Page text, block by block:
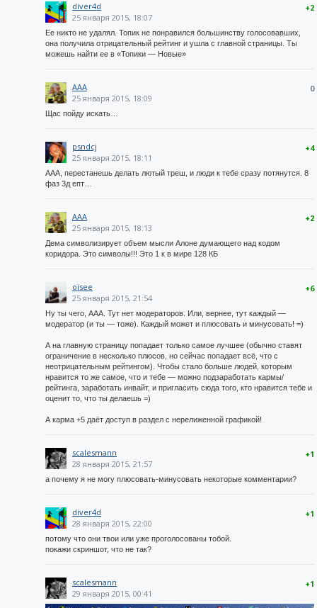
+2
diver4d
25 января 2015, 18:07
Ее никто не удалял. Топик не понравился большинству голосовавших,
она получила отрицательный рейтинг и ушла с главной страницы. Ты
можешь найти ее в «Топики — Новые»
0
AAA
25 января 2015, 18:09
Щас пойду искать…
+4
psndcj
25 января 2015, 18:11
ААА, перестанешь делать лютый треш, и люди к тебе сразу потянутся. 8
фаз 3д епт…
+2
AAA
25 января 2015, 18:13
Дема символизирует объем мысли Алоне думающего над кодом
коридора. Это символы!!! Это 1 к в мире 128 КБ
+6
oisee
25 января 2015, 21:54
Ну ты чего, AAA. Тут нет модераторов. Или, вернее, тут каждый —
модератор (и ты — тоже). Каждый может и плюсовать и минусовать! =)
А на главную страницу попадает только самое лучшее (обычно ставят
ограничение в несколько плюсов, но сейчас попадает всё, что с
неотрицательным рейтингом). Чтобы стало больше людей, которым
нравится то же самое, что и тебе — можно подзаработать кармы/
рейтинга, заработать инвайт, и пригласить сюда того, кто нравится тебе и
оценит то, что ты делаешь =)
А карма +5 даёт доступ в раздел с нерелиженной графикой!
+1
scalesmann
28 января 2015, 21:57
а почему я не могу плюсовать-минусовать некоторые комментарии?
+1
diver4d
28 января 2015, 22:00
потому что они твои или уже проголосованы тобой.
покажи скриншот, что не так?
+1
scalesmann
29 января 2015, 00:41